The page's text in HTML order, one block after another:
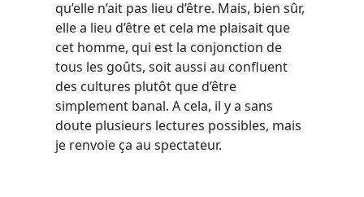
qu’elle n’ait pas lieu d’être. Mais, bien sûr,
elle a lieu d’être et cela me plaisait que
cet homme, qui est la conjonction de
tous les goûts, soit aussi au confluent
des cultures plutôt que d’être
simplement banal. A cela, il y a sans
doute plusieurs lectures possibles, mais
je renvoie ça au spectateur.